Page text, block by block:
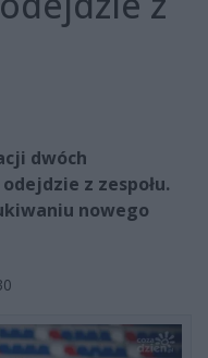
dwóch
z zespołu.
nowego